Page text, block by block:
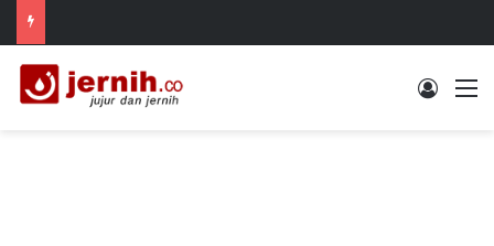
Log In